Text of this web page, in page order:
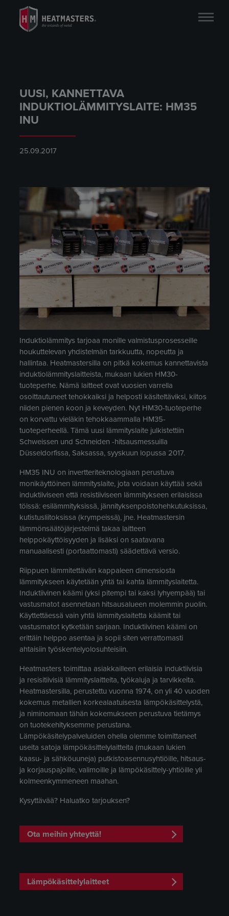
UUSI, KANNETTAVA
INDUKTIOLÄMMITYSLAITE: HM35
INU
25.09.2017
Induktiolämmitys tarjoaa monille valmistusprosesseille
houkuttelevan yhdistelmän tarkkuutta, nopeutta ja
hallintaa. Heatmastersilla on pitkä kokemus kannettavista
induktiolämmityslaitteista, mukaan lukien HM30-
tuoteperhe. Nämä laitteet ovat vuosien varrella
osoittautuneet tehokkaiksi ja helposti käsiteltäviksi, kiitos
niiden pienen koon ja keveyden. Nyt HM30-tuoteperhe
on korvattu vieläkin tehokkaammalla HM35-
tuoteperheellä. Tämä uusi lämmityslaite julkistettiin
Schweissen und Schneiden -hitsausmessuilla
Düsseldorfissa, Saksassa, syyskuun lopussa 2017.
HM35 INU on invertteriteknologiaan perustuva
monikäyttöinen lämmityslaite, jota voidaan käyttää sekä
induktiiviseen että resistiiviseen lämmitykseen erilaisissa
töissä: esilämmityksissä, jännityksenpoistohehkutuksissa,
kutistusliitoksissa (krympeissä), jne. Heatmastersin
lämmönsäätöjärjestelmä takaa laitteen
helppokäyttöisyyden ja lisäksi on saatavana
manuaalisesti (portaattomasti) säädettävä versio.
Riippuen lämmitettävän kappaleen dimensiosta
lämmitykseen käytetään yhtä tai kahta lämmityslaitetta.
Induktiivinen käämi (yksi pitempi tai kaksi lyhyempää) tai
vastusmatot asennetaan hitsausalueen molemmin puolin.
Käyttettäessä vain yhtä lämmityslaitetta käämit tai
vastusmatot kytketään sarjaan. Induktiivinen käämi on
erittäin helppo asentaa ja sopii siten verrattomasti
ahtaisiin työskentelyolosuhteisiin.
Heatmasters toimittaa asiakkailleen erilaisia induktiivisia
ja resisitiivisiä lämmityslaitteita, työkaluja ja tarvikkeita.
Heatmastersilla, perustettu vuonna 1974, on yli 40 vuoden
kokemus metallien korkealaatuisesta lämpökäsittelystä,
ja niminomaan tähän kokemukseen perustuva tietämys
on tuotekehityksemme perustana.
Lämpökäsitelypalveluiden ohella olemme toimittaneet
useita satoja lämpökäsittelylaitteita (mukaan lukien
kaasu- ja sähköuuneja) putkistoasennusyhtiöille, hitsaus-
ja korjauspajoille, valimoille ja lämpökäsittely-yhtiöille yli
kolmeenkymmeneen maahan.
Kysyttävää? Haluatko tarjouksen?
Ota meihin yhteyttä!
Lämpökäsittelylaitteet